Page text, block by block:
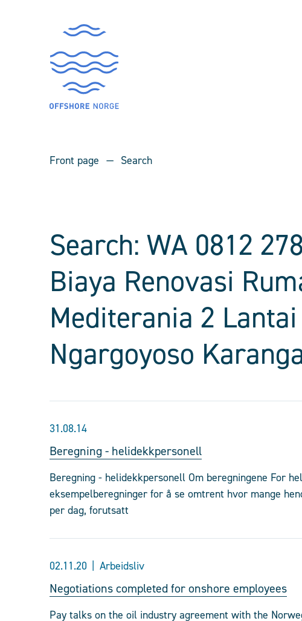
Front page Search
Search: WA 0812
Biaya Renovasi
Mediterania 2
Ngargoyoso
31.08.14
Beregning - helidekkpersonell
Beregning - helidekkpersonell Om beregningene For
eksempelberegninger for å se omtrent hvor mange
per dag, forutsatt
02.11.20 Arbeidsliv
Negotiations completed for onshore employees
Pay talks on the oil industry agreement with the